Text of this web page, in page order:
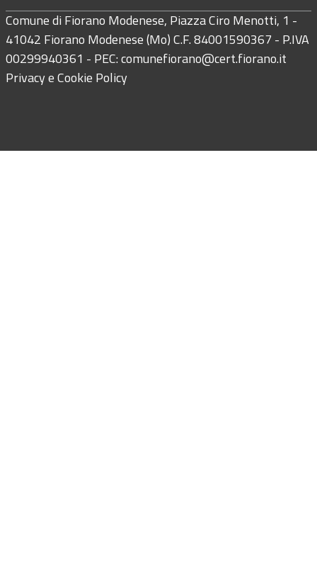
Comune di Fiorano Modenese, Piazza Ciro Menotti, 1 -
41042 Fiorano Modenese (Mo) C.F. 84001590367 - P.IVA
00299940361 - PEC:comunefiorano@cert.fiorano.it
Privacy e Cookie Policy